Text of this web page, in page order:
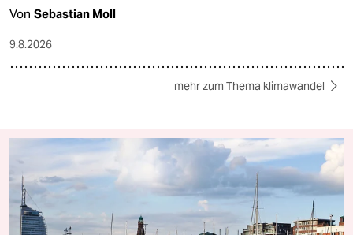
Von Sebastian Moll
9.8.2026
mehr zum Thema klimawandel